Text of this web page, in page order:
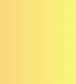
bài viết mới nhất
mỗi tuần.